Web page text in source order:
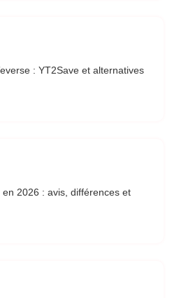
: YT2Save et alternatives
2026 : avis, différences et